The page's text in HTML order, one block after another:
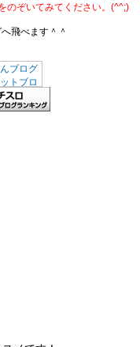
のぞいてみてください。(^^;)
飛べます＾＾